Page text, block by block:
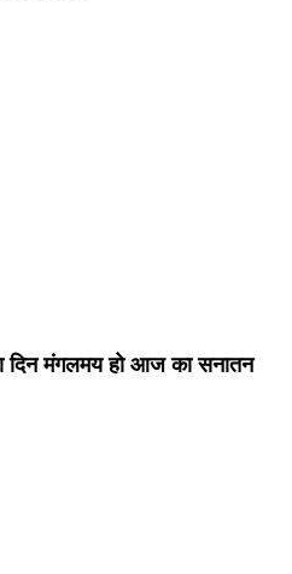
मंगलमय हो आज का सनातन